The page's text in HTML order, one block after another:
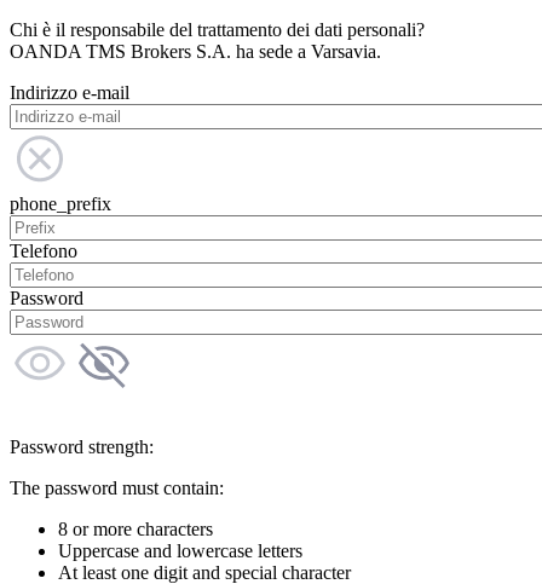
Chi è il responsabile del trattamento dei dati personali?
OANDA TMS Brokers S.A. ha sede a Varsavia.
Indirizzo e-mail
phone_prefix
Telefono
Password
Password strength:
The password must contain:
8 or more characters
Uppercase and lowercase letters
At least one digit and special character